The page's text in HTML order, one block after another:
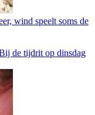
wind speelt soms de
de tijdrit op dinsdag